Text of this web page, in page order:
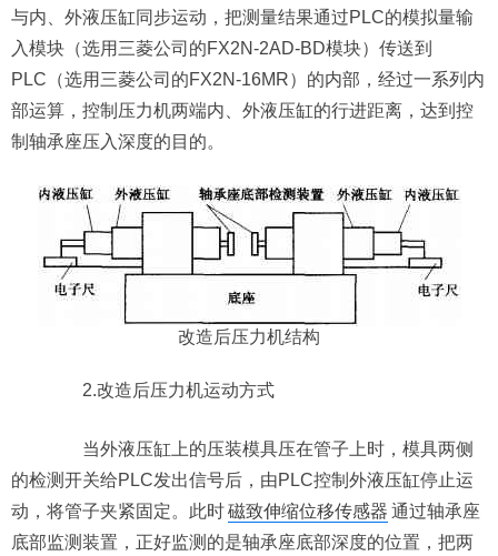
与内、外液压缸同步运动，把测量结果通过PLC的模拟量输
入模块（选用三菱公司的FX2N-2AD-BD模块）传送到
PLC（选用三菱公司的FX2N-16MR）的内部，经过一系列内
部运算，控制压力机两端内、外液压缸的行进距离，达到控
制轴承座压入深度的目的。
改造后压力机结构
2.改造后压力机运动方式
当外液压缸上的压装模具压在管子上时，模具两侧
的检测开关给PLC发出信号后，由PLC控制外液压缸停止运
动，将管子夹紧固定。此时磁致伸缩位移传感器 通过轴承座
底部监测装置，正好监测的是轴承座底部深度的位置，把两